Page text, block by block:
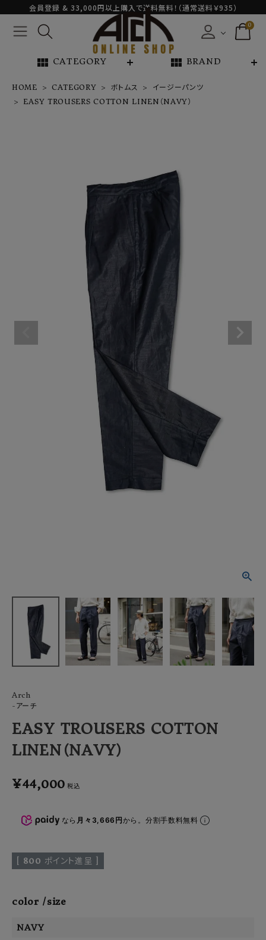
会員登録 & 33,000円以上購入で送料無料！（通常送料￥935）
0
view_module CATEGORY view_module BRAND
ARCH EXCLUSIVE
ログイン person 会員登録
HOME CATEGORY ボトムス
イージーパンツ
EASY TROUSERS COTTON LINEN（NAVY）
Arch
-アーチ
EASY TROUSERS COTTON
LINEN（NAVY）
¥44,000 税込
なら 月々3,666円から。分割手数料無料
800 ポイント進呈 ]
color size
NAVY